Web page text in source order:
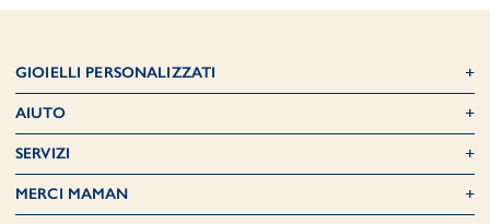
GIOIELLI PERSONALIZZATI
AIUTO
SERVIZI
MERCI MAMAN